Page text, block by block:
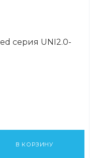
серия UNI2.0-
В КОРЗИНУ